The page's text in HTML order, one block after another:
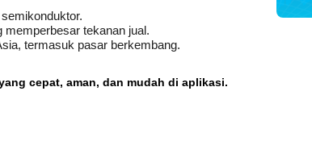
memperbesar tekanan jual.
termasuk pasar berkembang.
cepat, aman, dan mudah di aplikasi.